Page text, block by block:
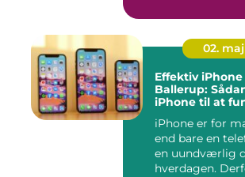
02. maj
Effektiv
Ballerup:
iPhone til at
iPhone er for
end bare en
en uundværlig
hverdagen.